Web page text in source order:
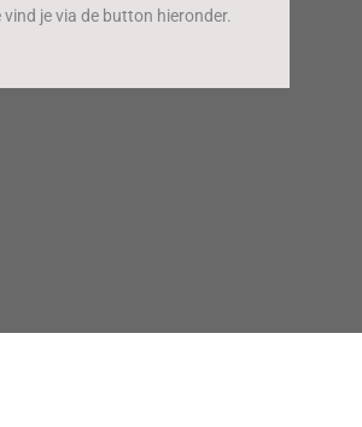
je via de button hieronder.